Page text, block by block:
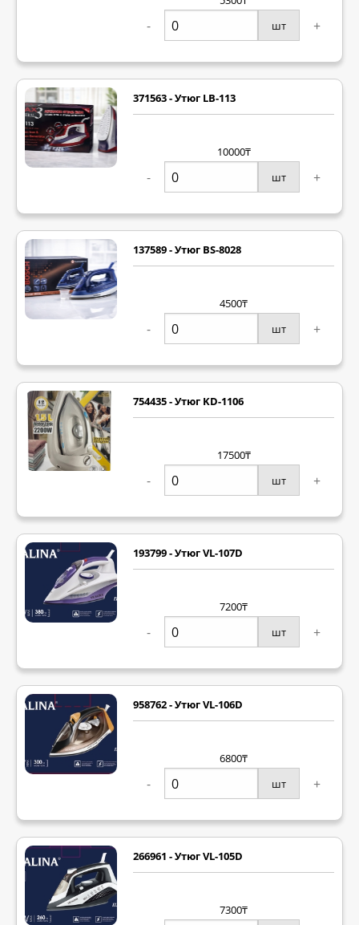
- шт +
371563 - Утюг LB-113
10000₸
- шт +
137589 - Утюг BS-8028
4500₸
- шт +
754435 - Утюг KD-1106
17500₸
- шт +
193799 - Утюг VL-107D
7200₸
- шт +
958762 - Утюг VL-106D
6800₸
- шт +
266961 - Утюг VL-105D
7300₸